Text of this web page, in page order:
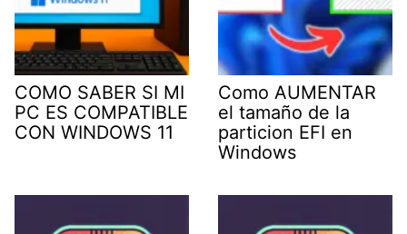
COMO SABER SI MI
PC ES COMPATIBLE
CON WINDOWS 11
Como AUMENTAR
el tamaño de la
particion EFI en
Windows